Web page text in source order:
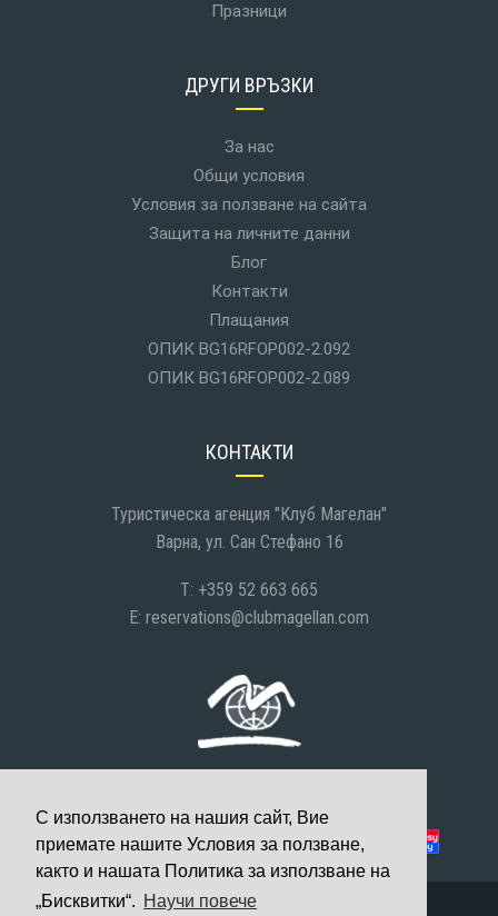
С използването на нашия сайт, Вие
приемате нашите Условия за ползване,
както и нашата Политика за използване на
„Бисквитки“. Научи повече
Празници
ДРУГИ ВРЪЗКИ
За нас
Общи условия
Условия за ползване на сайта
Защита на личните данни
Блог
Контакти
Плащания
ОПИК BG16RFOP002-2.092
ОПИК BG16RFOP002-2.089
КОНТАКТИ
Туристическа агенция "Клуб Магелан"
Варна, ул. Сан Стефано 16
T: +359 52 663 665
E: reservations@clubmagellan.com
Можете да платите с: